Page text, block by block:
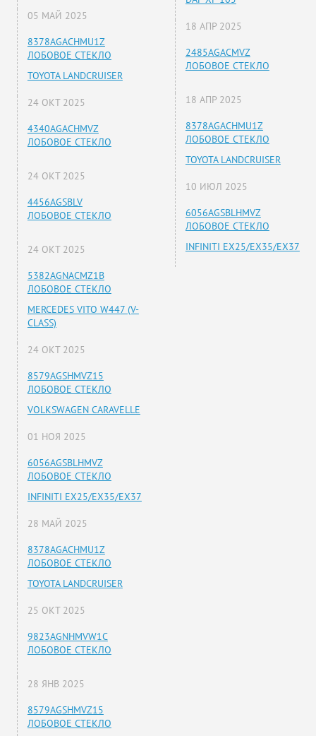
05 МАЙ 2025
8378AGACHMU1Z
ЛОБОВОЕ СТЕКЛО
TOYOTA LANDCRUISER
24 ОКТ 2025
4340AGACHMVZ
ЛОБОВОЕ СТЕКЛО
24 ОКТ 2025
4456AGSBLV
ЛОБОВОЕ СТЕКЛО
24 ОКТ 2025
5382AGNACMZ1B
ЛОБОВОЕ СТЕКЛО
MERCEDES VITO W447 (V-
CLASS)
24 ОКТ 2025
8579AGSHMVZ15
ЛОБОВОЕ СТЕКЛО
VOLKSWAGEN CARAVELLE
01 НОЯ 2025
6056AGSBLHMVZ
ЛОБОВОЕ СТЕКЛО
INFINITI EX25/EX35/EX37
28 МАЙ 2025
8378AGACHMU1Z
ЛОБОВОЕ СТЕКЛО
TOYOTA LANDCRUISER
25 ОКТ 2025
9823AGNHMVW1C
ЛОБОВОЕ СТЕКЛО
28 ЯНВ 2025
8579AGSHMVZ15
ЛОБОВОЕ СТЕКЛО
18 АПР 2025
2485AGACMVZ
ЛОБОВОЕ СТЕКЛО
18 АПР 2025
8378AGACHMU1Z
ЛОБОВОЕ СТЕКЛО
TOYOTA LANDCRUISER
10 ИЮЛ 2025
6056AGSBLHMVZ
ЛОБОВОЕ СТЕКЛО
INFINITI EX25/EX35/EX37